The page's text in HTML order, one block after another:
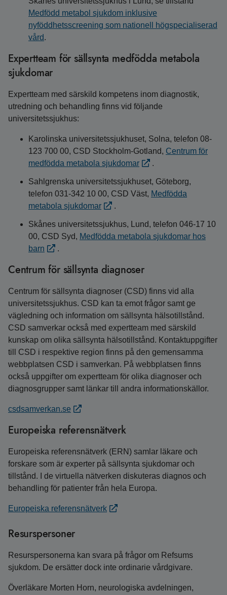
Medfödd metabol sjukdom inklusive
nyföddhetsscreening som nationell högspecialiserad
vård.
Expertteam för sällsynta medfödda metabola
sjukdomar
Expertteam med särskild kompetens inom diagnostik,
utredning och behandling finns vid följande
universitetssjukhus:
Karolinska universitetssjukhuset, Solna, telefon 08-
123 700 00, CSD Stockholm-Gotland, Centrum för
medfödda metabola sjukdomar
.
Sahlgrenska universitetssjukhuset, Göteborg,
telefon 031-342 10 00, CSD Väst, Medfödda
metabola sjukdomar
.
Skånes universitetssjukhus, Lund, telefon 046-17 10
00, CSD Syd, Medfödda metabola sjukdomar hos
barn
.
Centrum för sällsynta diagnoser
Centrum för sällsynta diagnoser (CSD) finns vid alla
universitetssjukhus. CSD kan ta emot frågor samt ge
vägledning och information om sällsynta hälsotillstånd.
CSD samverkar också med expertteam med särskild
kunskap om olika sällsynta hälsotillstånd. Kontaktuppgifter
till CSD i respektive region finns på den gemensamma
webbplatsen CSD i samverkan. På webbplatsen finns
också uppgifter om expertteam för olika diagnoser och
diagnosgrupper samt länkar till andra informationskällor.
csdsamverkan.se
Europeiska referensnätverk
Europeiska referensnätverk (ERN) samlar läkare och
forskare som är experter på sällsynta sjukdomar och
tillstånd. I de virtuella nätverken diskuteras diagnos och
behandling för patienter från hela Europa.
Europeiska referensnätverk
Resurspersoner
Resurspersonerna kan svara på frågor om Refsums
sjukdom. De ersätter dock inte ordinarie vårdgivare.
Överläkare Morten Horn, neurologiska avdelningen,